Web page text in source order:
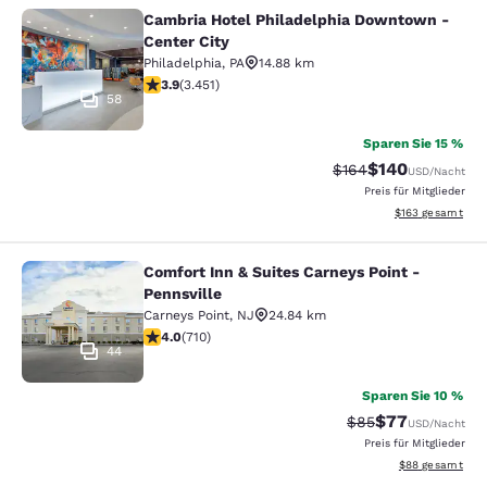
Cambria Hotel Philadelphia
58
Cambria Hotel Philadelphia Downtown -
Center City
Philadelphia, PA
14.88 km
3.89-Sterne-Bewertung. Gut. 3451 Bewertungen
3.9(3.451)
Sparen Sie 15 %
Durchgestrichener
$164Vergünstigter
$140USD/Nacht
Preis für Mitglieder
Geschätzte
$163 gesamt
Comfort Inn & Suites Carneys
44
Comfort Inn & Suites Carneys Point -
Pennsville
Carneys Point, NJ
24.84 km
4-Sterne-Bewertung. Sehr gut. 710 Bewertungen
4.0(710)
Sparen Sie 10 %
$85Vergünstigter
$77USD/Nacht
Preis für Mitglieder
Geschätzte
$88 gesamt